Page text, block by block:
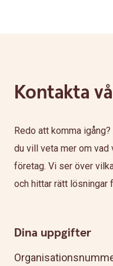
Kontakta
Redo att komma
du vill veta mer om
företag. Vi ser över
och hittar rätt lösningar
Dina uppgifter